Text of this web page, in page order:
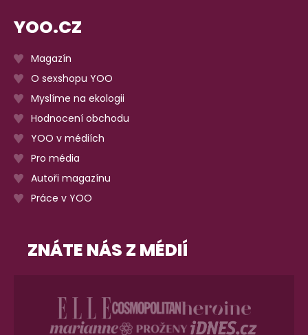
YOO.CZ
Magazín
O sexshopu YOO
Myslíme na ekologii
Hodnocení obchodu
YOO v médiích
Pro média
Autoři magazínu
Práce v YOO
ZNÁTE NÁS Z MÉDIÍ